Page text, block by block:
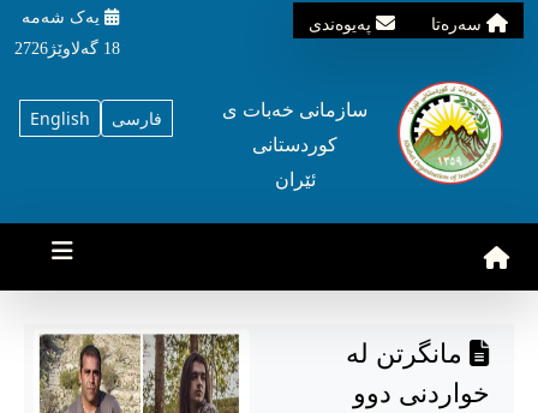
سه‌ره‌تا په‌یوه‌ندی
یه‌ک شه‌مه‌
18 گه‌لاوێژ2726
English فارسی
سازمانی خه‌بات ی
کوردستانی
ئێران
مانگرتن لە
خواردنی دوو